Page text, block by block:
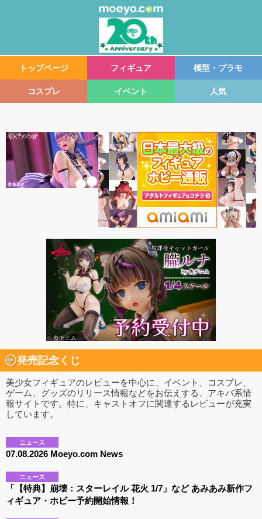
トップページ フィギュア 模型・プラモ
コスプレ イベント 人気
発売記念くじ
美少女フィギュアのレビューを中心に、イベント、コスプレ、
ゲーム、グッズのリリース情報などをお伝えする、アキバ系情
報サイトです。特に、キャストオフに関連するレビューが充実
しています。
ニュース
07.08.2026 Moeyo.com News
ニュース
「【特典】崩壊：スターレイル 花火 1/7」など あみあみ新作フ
ィギュア・ホビー予約開始情報！